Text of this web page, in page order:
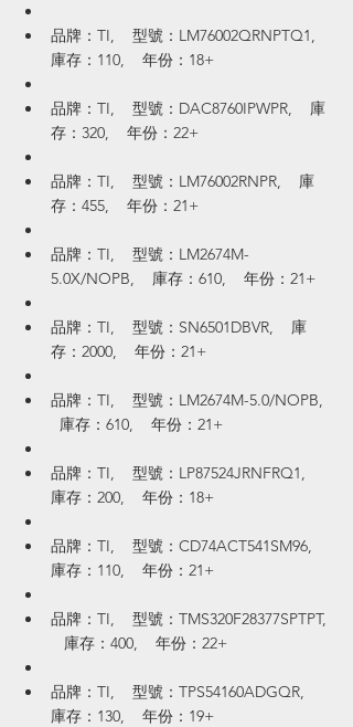
品牌：TI,    型號：LM76002QRNPTQ1,
庫存：110,    年份：18+
品牌：TI,    型號：DAC8760IPWPR,    庫
存：320,    年份：22+
品牌：TI,    型號：LM76002RNPR,    庫
存：455,    年份：21+
品牌：TI,    型號：LM2674M-
5.0X/NOPB,    庫存：610,    年份：21+
品牌：TI,    型號：SN6501DBVR,    庫
存：2000,    年份：21+
品牌：TI,    型號：LM2674M-5.0/NOPB,
  庫存：610,    年份：21+
品牌：TI,    型號：LP87524JRNFRQ1,
庫存：200,    年份：18+
品牌：TI,    型號：CD74ACT541SM96,
庫存：110,    年份：21+
品牌：TI,    型號：TMS320F28377SPTPT,
   庫存：400,    年份：22+
品牌：TI,    型號：TPS54160ADGQR,
庫存：130,    年份：19+